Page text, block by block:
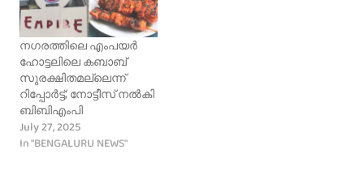
നഗരത്തിലെ എംപയർ
ഹോട്ടലിലെ കബാബ്
സുരക്ഷിതമല്ലെന്ന്
റിപ്പോർട്ട്; നോട്ടീസ് നൽകി
ബിബിഎംപി
July 27, 2025
In "BENGALURU NEWS"